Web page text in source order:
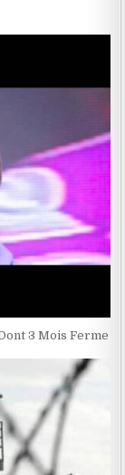
3 Mois Ferme